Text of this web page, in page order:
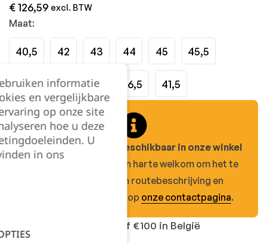
€126,59 excl. BTW
Maat:
40,5 42 43 44 45 45,5
47,5 49 50 46,5 41,5
Dit product is enkel beschikbaar in onze winkel
Je bent van harte welkom om het te
komen passen! Een routebeschrijving en
openingsuren vind je op onze contactpagina.
Gratis levering vanaf €100 in België
informatie
en vergelijkbare
op onze site
hoe u deze
U
in ons